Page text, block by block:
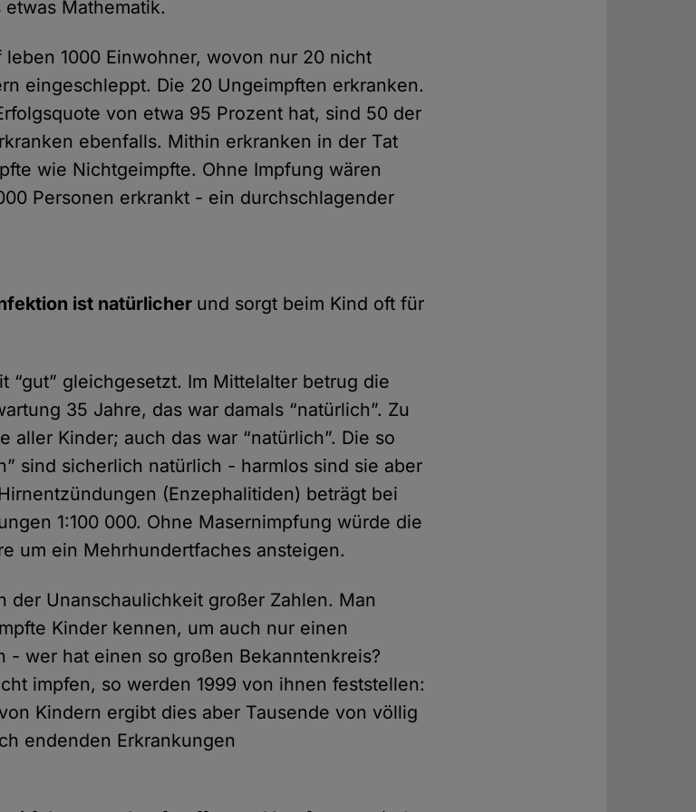
Mathematik.
1000 Einwohner, wovon nur 20 nicht
eingeschleppt. Die 20 Ungeimpften erkranken.
von etwa 95 Prozent hat, sind 50 der
ebenfalls. Mithin erkranken in der Tat
wie Nichtgeimpfte. Ohne Impfung wären
Personen erkrankt - ein durchschlagender
ist natürlicher und sorgt beim Kind oft für
“gut” gleichgesetzt. Im Mittelalter betrug die
35 Jahre, das war damals “natürlich”. Zu
aller Kinder; auch das war “natürlich”. Die so
sind sicherlich natürlich - harmlos sind sie aber
(Enzephalitiden) beträgt bei
1:100 000. Ohne Masernimpfung würde die
um ein Mehrhundertfaches ansteigen.
der Unanschaulichkeit großer Zahlen. Man
Kinder kennen, um auch nur einen
- wer hat einen so großen Bekanntenkreis?
impfen, so werden 1999 von ihnen feststellen:
Kindern ergibt dies aber Tausende von völlig
endenden Erkrankungen